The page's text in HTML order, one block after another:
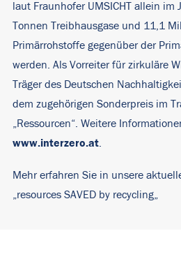
laut Fraunhofer UMSICHT allein
Tonnen Treibhausgase und 11,1
Primärrohstoffe gegenüber der
werden. Als Vorreiter für zirkuläre
Träger des Deutschen
dem zugehörigen Sonderpreis im
„Ressourcen“. Weitere
www.interzero.at
Mehr erfahren Sie in unsere
resources SAVED by recycling